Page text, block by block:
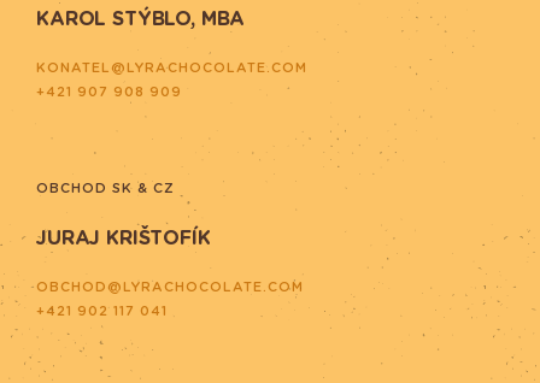
KAROL STÝBLO, MBA
KONATEL@LYRACHOCOLATE.COM
+421 907 908 909
OBCHOD SK & CZ
JURAJ KRIŠTOFÍK
OBCHOD@LYRACHOCOLATE.COM
+421 902 117 041